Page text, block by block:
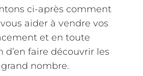
ci-après comment
aider à vendre vos
et en toute
d’en faire découvrir les
nombre.